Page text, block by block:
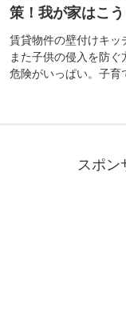
策！我が家はこう
賃貸物件の壁付けキッ
また子供の侵入を防
危険がいっぱい。子育
スポン